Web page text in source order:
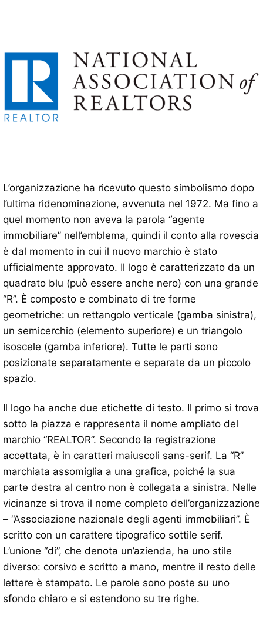
L’organizzazione ha ricevuto questo simbolismo dopo
l’ultima ridenominazione, avvenuta nel 1972. Ma fino a
quel momento non aveva la parola “agente
immobiliare” nell’emblema, quindi il conto alla rovescia
è dal momento in cui il nuovo marchio è stato
ufficialmente approvato. Il logo è caratterizzato da un
quadrato blu (può essere anche nero) con una grande
“R”. È composto e combinato di tre forme
geometriche: un rettangolo verticale (gamba sinistra),
un semicerchio (elemento superiore) e un triangolo
isoscele (gamba inferiore). Tutte le parti sono
posizionate separatamente e separate da un piccolo
spazio.
Il logo ha anche due etichette di testo. Il primo si trova
sotto la piazza e rappresenta il nome ampliato del
marchio “REALTOR”. Secondo la registrazione
accettata, è in caratteri maiuscoli sans-serif. La “R”
marchiata assomiglia a una grafica, poiché la sua
parte destra al centro non è collegata a sinistra. Nelle
vicinanze si trova il nome completo dell’organizzazione
– “Associazione nazionale degli agenti immobiliari”. È
scritto con un carattere tipografico sottile serif.
L’unione “di”, che denota un’azienda, ha uno stile
diverso: corsivo e scritto a mano, mentre il resto delle
lettere è stampato. Le parole sono poste su uno
sfondo chiaro e si estendono su tre righe.